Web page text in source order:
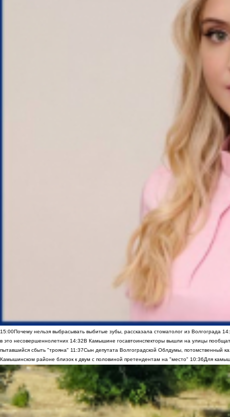
15:00Почему нельзя выбрасывать выбитые зубы, рассказала стоматолог из Волгограда
в это несовершеннолетних 14:32В Камышине госавтоинспекторы вышли на улицы
пытавшийся сбыть "трояна" 11:37Сын депутата Волгоградской Облдумы, потомственный
Камышинском районе близок к двум с половиной претендентам на "место" 10:36Для